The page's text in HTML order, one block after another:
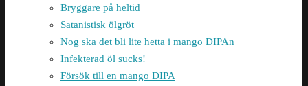
Bryggare på heltid
Satanistisk ölgröt
Nog ska det bli lite hetta i mango DIPAn
Infekterad öl sucks!
Försök till en mango DIPA